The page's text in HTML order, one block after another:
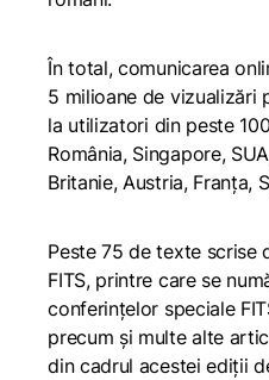
În total, comunicarea
5 milioane de vizualizări
la utilizatori din peste
România, Singapore,
Britanie, Austria, Franța,
Peste 75 de texte scrise
FITS, printre care se
conferințelor speciale
precum și multe alte
din cadrul acestei ediții